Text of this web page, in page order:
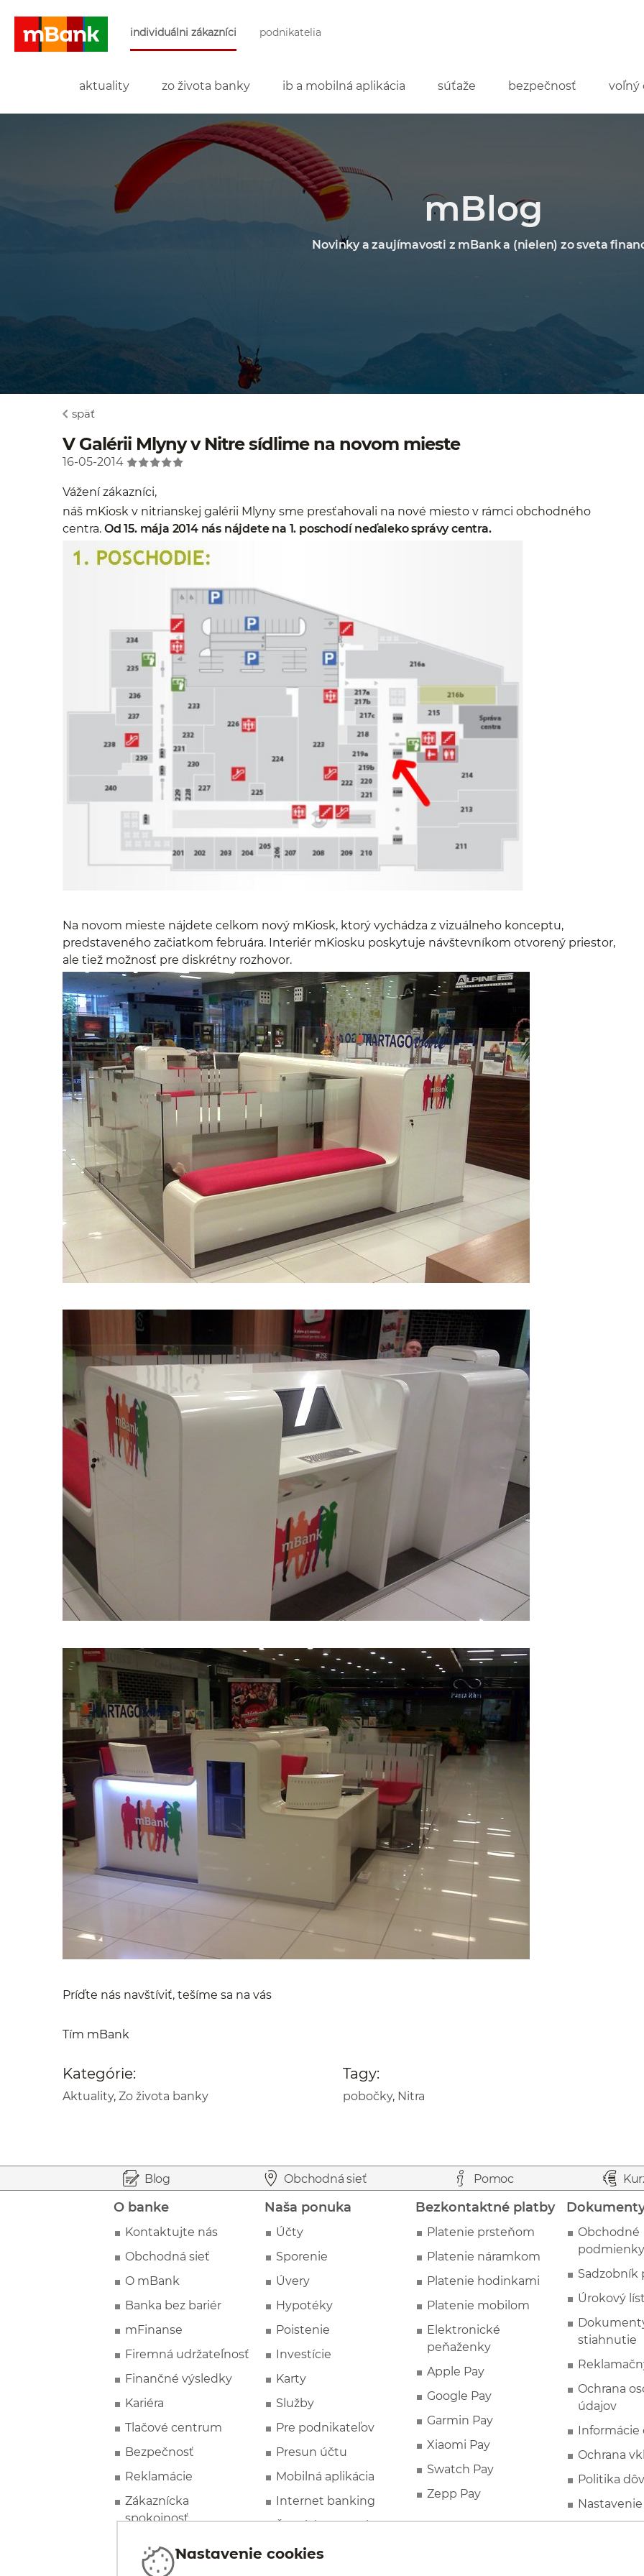
individuálni zákazníci podnikatelia
aktuality zo života banky ib a mobilná aplikácia súťaže bezpečnosť voľný
mBlog
Novinky a zaujímavosti z mBank a (nielen) zo sveta
späť
V Galérii Mlyny v Nitre sídlime na novom mieste
16-05-2014
Vážení zákazníci,
náš mKiosk v nitrianskej galérii Mlyny sme presťahovali na nové miesto v rámci obchodného
centra. Od 15. mája 2014 nás nájdete na 1. poschodí neďaleko správy centra.
Na novom mieste nájdete celkom nový mKiosk, ktorý vychádza z vizuálneho konceptu,
predstaveného začiatkom februára. Interiér mKiosku poskytuje návštevníkom otvorený priestor,
ale tiež možnosť pre diskrétny rozhovor.
Príďte nás navštíviť, tešíme sa na vás
Tím mBank
Kategórie:
Aktuality, Zo života banky
Tagy:
pobočky, Nitra
Blog Obchodná sieť Pomoc
O banke
Kontaktujte nás
Obchodná sieť
O mBank
Banka bez bariér
mFinanse
Firemná udržateľnosť
Finančné výsledky
Kariéra
Tlačové centrum
Bezpečnosť
Reklamácie
Zákaznícka
spokojnosť
Naša ponuka
Účty
Sporenie
Úvery
Hypotéky
Poistenie
Investície
Karty
Služby
Pre podnikateľov
Presun účtu
Mobilná aplikácia
Internet banking
Špeciálne ponuky
Bezkontaktné platby
Platenie prsteňom
Platenie náramkom
Platenie hodinkami
Platenie mobilom
Elektronické
peňaženky
Apple Pay
Google Pay
Garmin Pay
Xiaomi Pay
Swatch Pay
Zepp Pay
Obchodné
podmienky
Sadzobník
Úrokový
stiahnutie
Ochrana
údajov
Informácie
Ochrana
Politika